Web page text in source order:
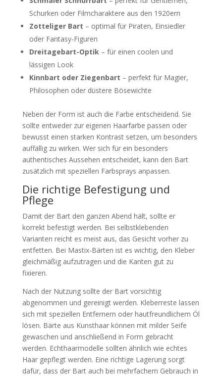
Schurken oder Filmcharaktere aus den 1920ern
Zotteliger Bart – optimal für Piraten, Einsiedler
oder Fantasy-Figuren
Dreitagebart-Optik– für einen coolen und
lässigen Look
Kinnbart oder Ziegenbart – perfekt für Magier,
Philosophen oder düstere Bösewichte
Neben der Form ist auch die Farbe entscheidend. Sie
sollte entweder zur eigenen Haarfarbe passen oder
bewusst einen starken Kontrast setzen, um besonders
auffällig zu wirken. Wer sich für ein besonders
authentisches Aussehen entscheidet, kann den Bart
zusätzlich mit speziellen Farbsprays anpassen.
Die richtige Befestigung und
Pflege
Damit der Bart den ganzen Abend hält, sollte er
korrekt befestigt werden. Bei selbstklebenden
Varianten reicht es meist aus, das Gesicht vorher zu
entfetten. Bei Mastix-Bärten ist es wichtig, den Kleber
gleichmäßig aufzutragen und die Kanten gut zu
fixieren.
Nach der Nutzung sollte der Bart vorsichtig
abgenommen und gereinigt werden. Kleberreste lassen
sich mit speziellen Entfernern oder hautfreundlichem Öl
lösen. Bärte aus Kunsthaar können mit milder Seife
gewaschen und anschließend in Form gebracht
werden. Echthaarmodelle sollten ähnlich wie echtes
Haar gepflegt werden. Eine richtige Lagerung sorgt
dafür, dass der Bart auch bei mehrfachem Gebrauch in